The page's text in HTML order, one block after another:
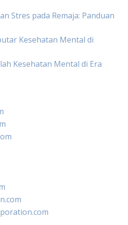
Stres pada Remaja: Panduan
Kesehatan Mental di
Kesehatan Mental di Era